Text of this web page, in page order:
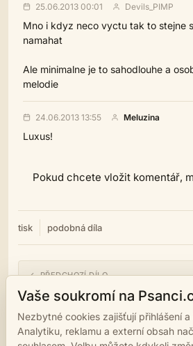
25.06.2013 00:01 Devils_PIMP
Mno i kdyz neco vyctu tak to stejne
namahat
Ale minimalne je to sahodlouhe a
melodie
24.06.2013 13:55 Meluzina
Luxus!
Pokud chcete vložit komentář,
tisk podobná díla
← PŘEDCHOZÍ DÍLO
Slzy z probdělých nocí
Vaše soukromí na
Nezbytné cookies zajišťují přihlášení
Analytiku, reklamu a externí obsah